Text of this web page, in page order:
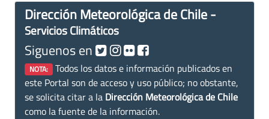
Dirección Meteorológica de Chile -
Servicios Climáticos
Siguenos en
NOTA: Todos los datos e información publicados en
este Portal son de acceso y uso público; no obstante,
se solicita citar a la Dirección Meteorológica de Chile
como la fuente de la información.